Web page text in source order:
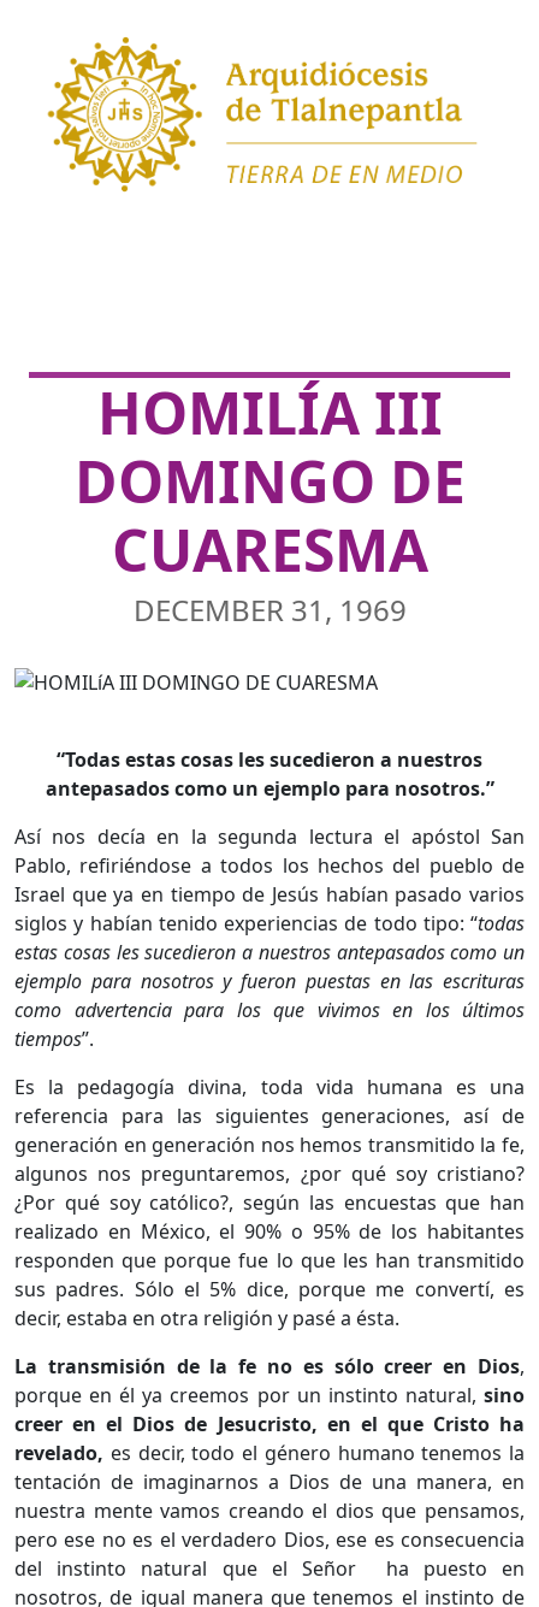
HOMILÍA III
DOMINGO DE
CUARESMA
DECEMBER 31, 1969
“Todas estas cosas les sucedieron a nuestros
antepasados como un ejemplo para nosotros.”
Así nos decía en la segunda lectura el apóstol San
Pablo, refiriéndose a todos los hechos del pueblo de
Israel que ya en tiempo de Jesús habían pasado varios
siglos y habían tenido experiencias de todo tipo: “todas
estas cosas les sucedieron a nuestros antepasados como un
ejemplo para nosotros y fueron puestas en las escrituras
como advertencia para los que vivimos en los últimos
tiempos”.
Es la pedagogía divina, toda vida humana es una
referencia para las siguientes generaciones, así de
generación en generación nos hemos transmitido la fe,
algunos nos preguntaremos, ¿por qué soy cristiano?
¿Por qué soy católico?, según las encuestas que han
realizado en México, el 90% o 95% de los habitantes
responden que porque fue lo que les han transmitido
sus padres. Sólo el 5% dice, porque me convertí, es
decir, estaba en otra religión y pasé a ésta.
La transmisión de la fe no es sólo creer en Dios,
porque en él ya creemos por un instinto natural, sino
creer en el Dios de Jesucristo, en el que Cristo ha
revelado, es decir, todo el género humano tenemos la
tentación de imaginarnos a Dios de una manera, en
nuestra mente vamos creando el dios que pensamos,
pero ese no es el verdadero Dios, ese es consecuencia
del instinto natural que el Señor ha puesto en
nosotros, de igual manera que tenemos el instinto de